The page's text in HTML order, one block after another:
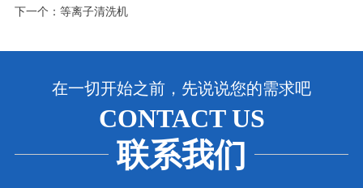
下一个： 等离子清洗机
在一切开始之前，先说说您的需求吧
CONTACT US
联系我们